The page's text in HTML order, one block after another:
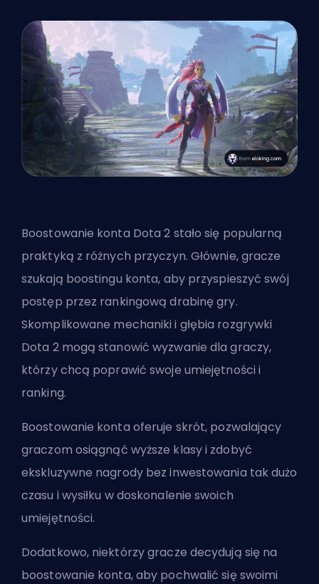
Boostowanie konta Dota 2 stało się popularną
praktyką z różnych przyczyn. Głównie, gracze
szukają boostingu konta, aby przyspieszyć swój
postęp przez rankingową drabinę gry.
Skomplikowane mechaniki i głębia rozgrywki
Dota 2 mogą stanowić wyzwanie dla graczy,
którzy chcą poprawić swoje umiejętności i
ranking.
Boostowanie konta oferuje skrót, pozwalający
graczom osiągnąć wyższe klasy i zdobyć
ekskluzywne nagrody bez inwestowania tak dużo
czasu i wysiłku w doskonalenie swoich
umiejętności.
Dodatkowo, niektórzy gracze decydują się na
boostowanie konta, aby pochwalić się swoimi